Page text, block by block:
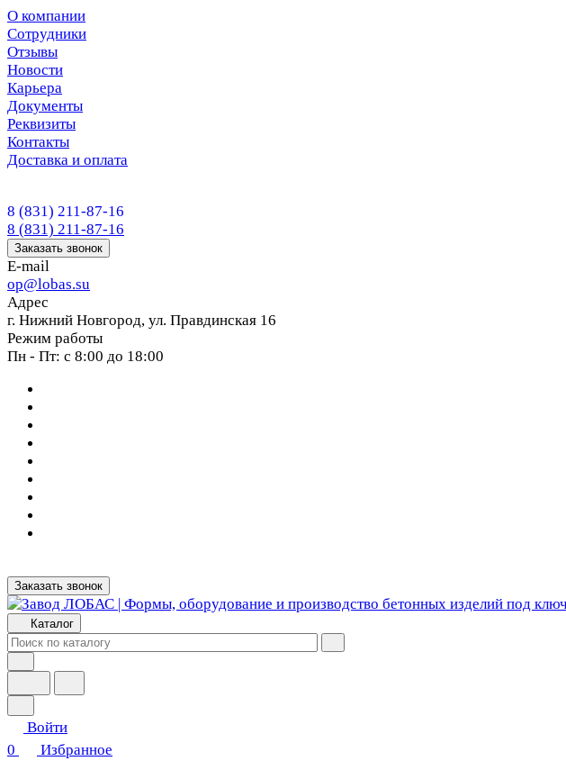
О компании
Сотрудники
Отзывы
Новости
Карьера
Документы
Реквизиты
Контакты
Доставка и оплата
8 (831) 211-87-16
8 (831) 211-87-16
Заказать звонок
E-mail
op@lobas.su
Адрес
г. Нижний Новгород, ул. Правдинская 16
Режим работы
Пн - Пт: с 8:00 до 18:00
Заказать звонок
Каталог
Войти
0
Избранное